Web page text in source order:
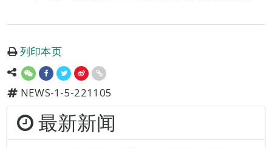
列印本页
NEWS-1-5-221105
最新新闻